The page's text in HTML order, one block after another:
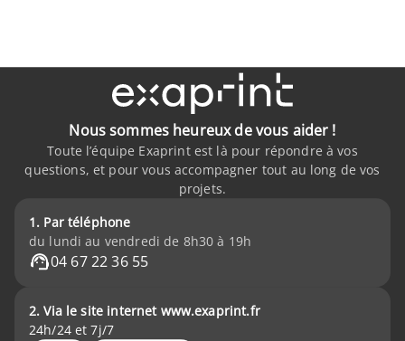
Nous sommes heureux de vous aider !
Toute l’équipe Exaprint est là pour répondre à vos
questions, et pour vous accompagner tout au long de vos
projets.
1. Par téléphone
du lundi au vendredi de 8h30 à 19h
04 67 22 36 55
2. Via le site internet www.exaprint.fr
24h/24 et 7j/7